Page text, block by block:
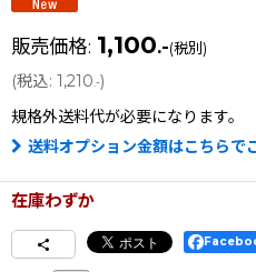
販売価格: 1,100.-(税別)
(税込: 1,210.-)
規格外送料代が必要になります。
送料オプション金額はこちらで
在庫わずか